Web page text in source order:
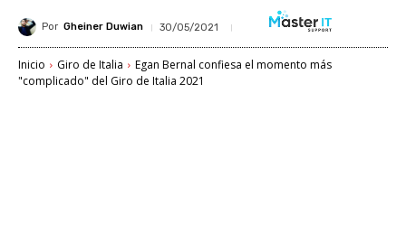
Por Gheiner Duwian 30/05/2021
Inicio Giro de Italia
Egan Bernal confiesa el momento más
"complicado" del Giro de Italia 2021